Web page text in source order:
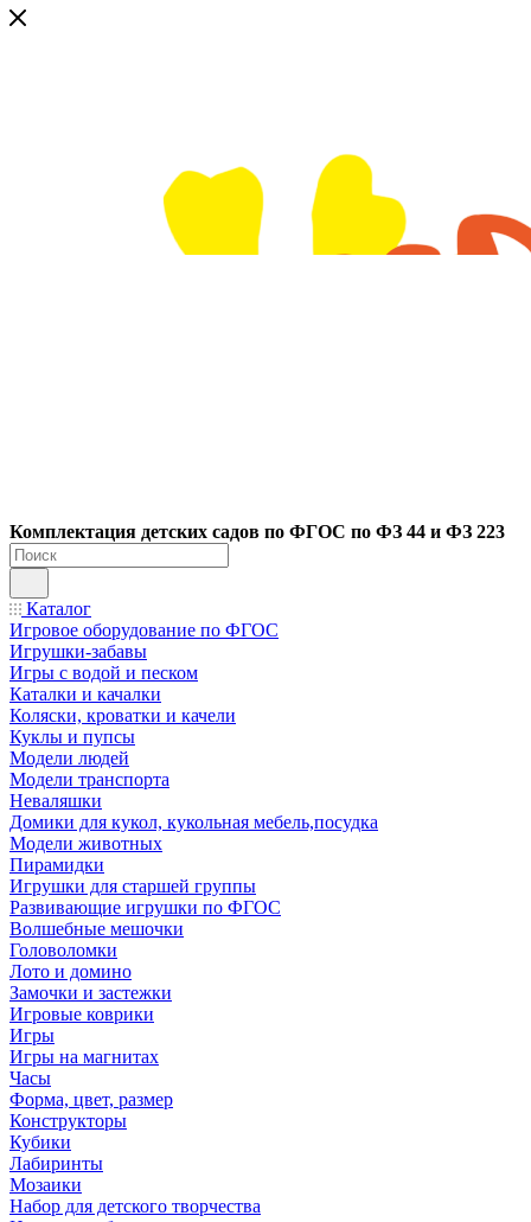
Комплектация детских садов по ФГОC по ФЗ 44 и ФЗ 223
Каталог
Игровое оборудование по ФГОС
Игрушки-забавы
Игры с водой и песком
Каталки и качалки
Коляски, кроватки и качели
Куклы и пупсы
Модели людей
Модели транспорта
Неваляшки
Домики для кукол, кукольная мебель,посудка
Модели животных
Пирамидки
Игрушки для старшей группы
Развивающие игрушки по ФГОС
Волшебные мешочки
Головоломки
Лото и домино
Замочки и застежки
Игровые коврики
Игры
Игры на магнитах
Часы
Форма, цвет, размер
Конструкторы
Кубики
Лабиринты
Мозаики
Набор для детского творчества